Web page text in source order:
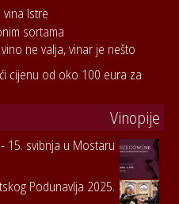
Istre
sortama
ne valja, vinar je nešto
cijenu od oko 100 eura za
Vinopije
15. svibnja u Mostaru
Podunavlja 2025.